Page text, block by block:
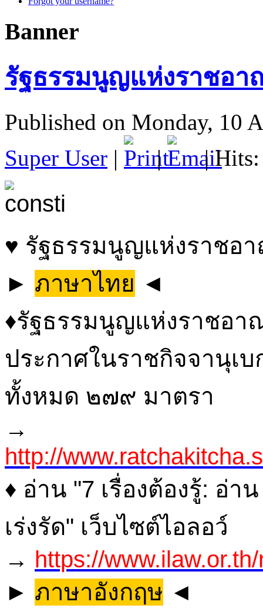
Banner
รัฐธรรมนูญแห่งราชอ
Published on Monday, 10
Super User | | | Hits:
♥ รัฐธรรมนูญแห่งราชอ
► ภาษาไทย ◄
♦รัฐธรรมนูญแห่งราชอ
ประกาศในราชกิจจานุเ
ทั้งหมด ๒๗๙ มาตรา
→
http://
♦ อ่าน "7 เรื่องต้องรู้: อ่
เร่งรัด" เว็บไซต์ไอลอว์
→ https://
► ภาษาอังกฤษ ◄